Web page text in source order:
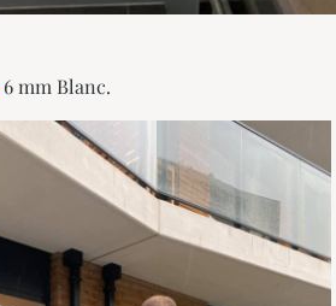
6 mm Blanc.